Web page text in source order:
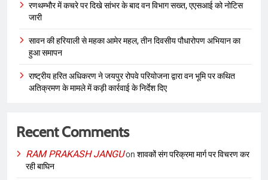
रणथम्भौर में कचरे पर दिखे सांभर के बाद वन विभाग सख्त, एएसआई को नोटिस
जारी
सावन की हरियाली से महका आमेर महल, तीन दिवसीय पौधारोपण अभियान का
हुआ समापन
राष्ट्रीय हरित अधिकरण ने जयपुर रोपवे परियोजना द्वारा वन भूमि पर कथित
अतिक्रमण के मामले में कड़ी कार्रवाई के निर्देश दिए
Recent Comments
RAM PRAKASH JANGUon शावकों संग परिक्रमा मार्ग पर विचरण कर
रही बाघिन